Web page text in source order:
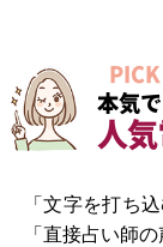
本気
人
「文字を打ち
「直接占い師